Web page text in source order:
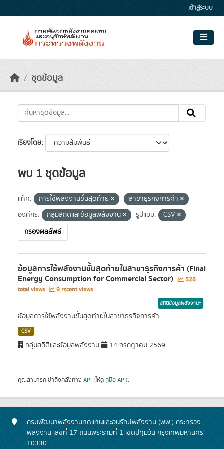
เข้าสู่ระบบ
ชุดข้อมูล
เรียงโดย
พบ 1 ชุดข้อมูล
แท็ค: การใช้พลังงานขั้นสุดท้าย
สาขาธุรกิจการค้า
องค์กร:
กลุ่มสถิติและข้อมูลพลังงาน รูปแบบ:
CSV
กรองผลลัพธ์
ข้อมูลการใช้พลังงานขั้นสุดท้ายในสาขาธุรกิจการค้า (Final
Energy Consumption for Commercial Sector)
526
total views
9 recent views
สถิติข้อมูลพลังงานฯ
ข้อมูลการใช้พลังงานขั้นสุดท้ายในสาขาธุรกิจการค้า
CSV
กลุ่มสถิติและข้อมูลพลังงาน 14 กรกฎาคม 2569
คุณสามารถเข้าถึงคลังทาง API (ให้ดู คู่มือ API).
กรมพัฒนาพลังงานทดแทนและอนุรักษ์พลังงาน (พพ.) กระทรวง
พลังงาน เลขที่ 17 ถนนพระรามที่ 1 เขตปทุมวัน กรุงเทพมหานคร
10330